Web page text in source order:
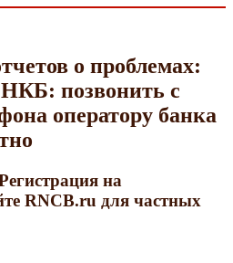
о проблемах:
позвонить с
оператору банка
на
RNCB.ru для частных